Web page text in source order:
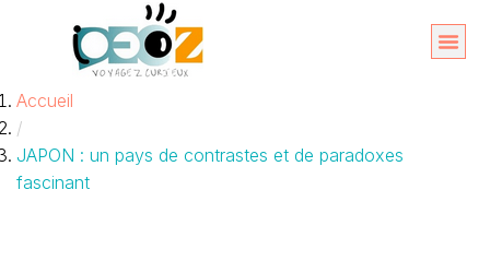
contenu
Accueil
/
JAPON : un pays de contrastes et de paradoxes
fascinant